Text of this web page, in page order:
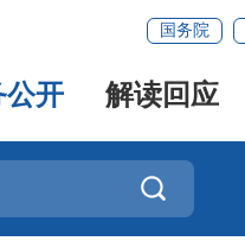
国务院
公开 解读回应
